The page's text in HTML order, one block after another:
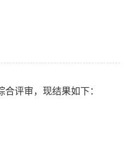
评审，现结果如下：